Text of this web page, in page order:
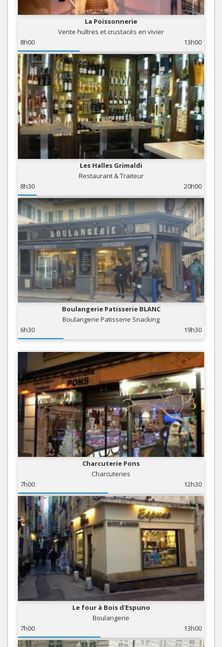
La Poissonnerie
Vente huîtres et crustacés en vivier
8h00
13h00
Les Halles Grimaldi
Restaurant & Traiteur
8h30
20h00
Boulangerie Patisserie BLANC
Boulangerie Patisserie Snacking
6h30
19h30
Charcuterie Pons
Charcuteries
7h00
12h30
Le four à Bois d'Espuno
Boulangerie
7h00
13h00